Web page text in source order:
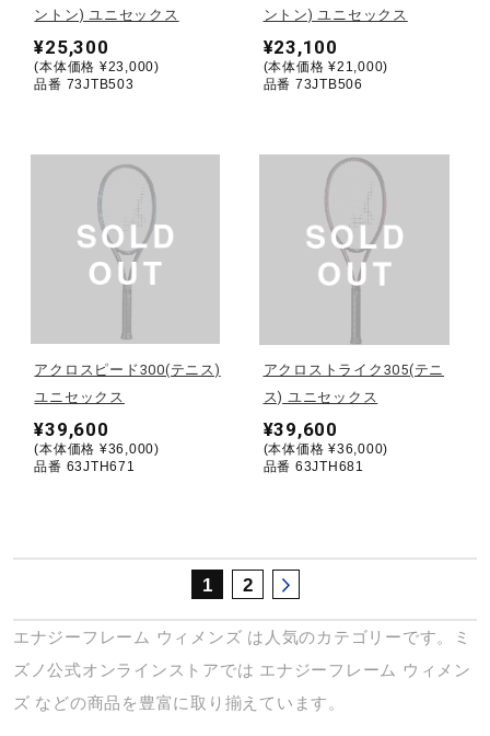
コラボ／ライセンス
その他
直営店一覧
取扱店一覧
ントン) ユニセックス
¥25,300
(本体価格 ¥23,000)
品番 73JTB503
ントン) ユニセックス
¥23,100
(本体価格 ¥21,000)
品番 73JTB506
アクロスピード300(テニス)
ユニセックス
¥39,600
(本体価格 ¥36,000)
品番 63JTH671
アクロストライク305(テニ
ス) ユニセックス
¥39,600
(本体価格 ¥36,000)
品番 63JTH681
1 2
エナジーフレーム ウィメンズ は人気のカテゴリーです。ミ
ズノ公式オンラインストアでは エナジーフレーム ウィメン
ズ などの商品を豊富に取り揃えています。